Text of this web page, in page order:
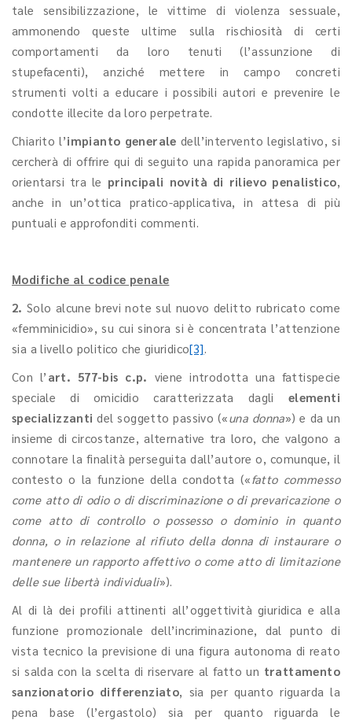
tale sensibilizzazione, le vittime di violenza sessuale,
ammonendo queste ultime sulla rischiosità di certi
comportamenti da loro tenuti (l’assunzione di
stupefacenti), anziché mettere in campo concreti
strumenti volti a educare i possibili autori e prevenire le
condotte illecite da loro perpetrate.
Chiarito l’impianto generale dell’intervento legislativo, si
cercherà di offrire qui di seguito una rapida panoramica per
orientarsi tra le principali novità di rilievo penalistico,
anche in un’ottica pratico-applicativa, in attesa di più
puntuali e approfonditi commenti.
Modifiche al codice penale
2. Solo alcune brevi note sul nuovo delitto rubricato come
«femminicidio», su cui sinora si è concentrata l’attenzione
sia a livello politico che giuridico[3].
Con l’ art. 577-bis c.p. viene introdotta una fattispecie
speciale di omicidio caratterizzata dagli elementi
specializzanti del soggetto passivo («una donna») e da un
insieme di circostanze, alternative tra loro, che valgono a
connotare la finalità perseguita dall’autore o, comunque, il
contesto o la funzione della condotta («fatto commesso
come atto di odio o di discriminazione o di prevaricazione o
come atto di controllo o possesso o dominio in quanto
donna, o in relazione al rifiuto della donna di instaurare o
mantenere un rapporto affettivo o come atto di limitazione
delle sue libertà individuali»).
Al di là dei profili attinenti all’oggettività giuridica e alla
funzione promozionale dell’incriminazione, dal punto di
vista tecnico la previsione di una figura autonoma di reato
si salda con la scelta di riservare al fatto un trattamento
sanzionatorio differenziato, sia per quanto riguarda la
pena base (l’ergastolo) sia per quanto riguarda le